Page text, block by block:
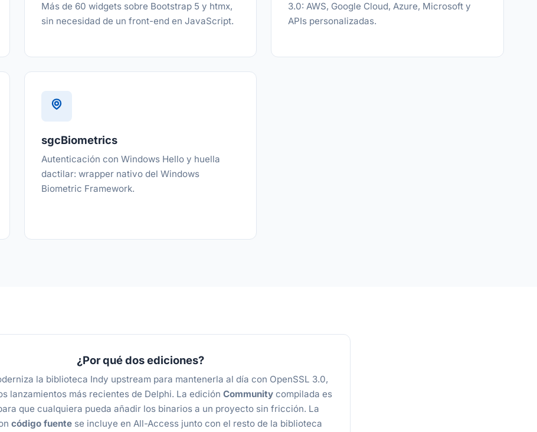
Más de 60 widgets sobre Bootstrap 5 y htmx,
sin necesidad de un front-end en JavaScript.
3.0: AWS, Google Cloud, Azure, Microsoft y
APIs personalizadas.
sgcBiometrics
Autenticación con Windows Hello y huella
dactilar: wrapper nativo del Windows
Biometric Framework.
¿Por qué dos ediciones?
la biblioteca Indy upstream para mantenerla al día con OpenSSL 3.0,
lanzamientos más recientes de Delphi. La edición Community compilada es
que cualquiera pueda añadir los binarios a un proyecto sin fricción. La
código fuentese incluye en All-Access junto con el resto de la biblioteca